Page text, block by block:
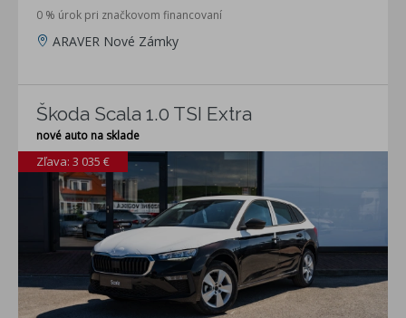
0 % úrok pri značkovom financovaní
ARAVER Nové Zámky
Škoda Scala 1.0 TSI Extra
nové auto na sklade
Zľava: 3 035 €